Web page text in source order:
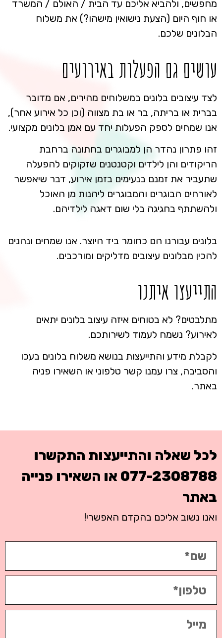
מחפשים, ולהביא אליכם עד הבית / האולם / המשרד
או חוף היום (הצעת נישואין מישהו?) את משלוח
הבלונים שלכם.
עושים גם הפעלות באירועים
לצד עיצובים בלונים במשלוחים מהירים, אם מדובר
בברית או בריתה, בר או בת מצווה (וכן כל אירוע אחר),
אנו שמחים לספק הפעלות יחד עם אמן בלונים מקצועי.
זהו פתרון נהדר הן למבוגרים בחתונה ברחבת
הריקודים והן לילדים וקטנטנים שזקוקים להפעלה
שתעביר את זמנם בנעימים בזמן אירוע, דבר שיאפשר
לאורחים הבוגרים והמבוגרים ליהנות מן האוכל
ולהשתתף בחגיגה בלי שום דאגה לילדיהם.
בלונים עבורנו הם כחומר ביד היוצר. אנו שמחים ונהנים
להכין מבלונים עיצובים מדליקים ומורכבים.
התייעצו איתנו
מתלבטים? לא בטוחים איזה עיצוב בלונים יתאים
לאירוע? נשמח לעמוד לשירותכם.
לקבלת מידע והתייעצות בנושא משלוח בלונים בעכו
והסביבה, צרו עמנו קשר טלפוני או השאירו פניה
באתר.
לכל שאלה והתייעצות התקשרו
077-2308788 או השאירו פנייה
באתר
ואנו נשוב אליכם בהקדם האפשרי!